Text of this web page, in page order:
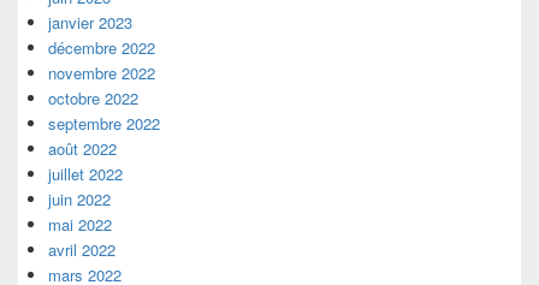
janvier 2023
décembre 2022
novembre 2022
octobre 2022
septembre 2022
août 2022
juillet 2022
juin 2022
mai 2022
avril 2022
mars 2022